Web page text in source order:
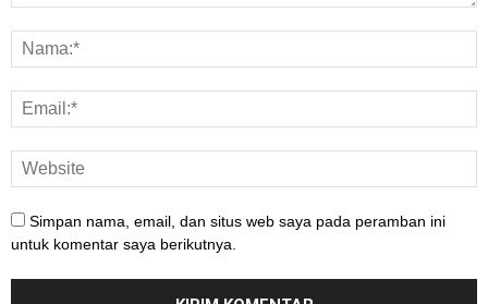
Simpan nama, email, dan situs web saya pada peramban ini
untuk komentar saya berikutnya.